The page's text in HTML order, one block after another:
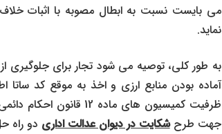
می بایست نسبت به ابطال مصوبه با اثبات
نماید.
به طور کلی، توصیه می شود تجار برای جلوگیری از
آماده بودن منابع ارزی و اخذ به موقع کد ساتا
ظرفیت کمیسیون های
جهت طرحشکایت در دیوان عدالت اداری دو راه